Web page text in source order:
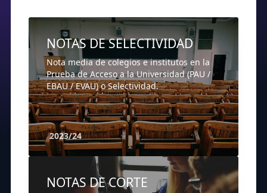
NOTAS DE SELECTIVIDAD
Nota media de colegios e institutos en la
Prueba de Acceso a la Universidad (PAU /
EBAU / EVAU) o Selectividad.
2023/24
NOTAS DE CORTE